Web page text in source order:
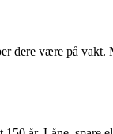
dere være på vakt.